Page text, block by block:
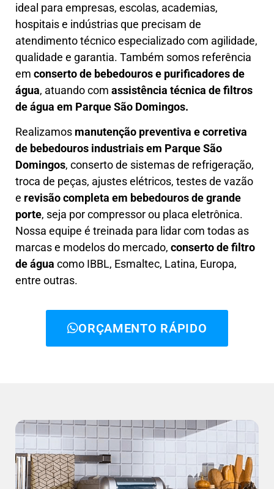
ideal para empresas, escolas, academias,
hospitais e indústrias que precisam de
atendimento técnico especializado com agilidade,
qualidade e garantia. Também somos referência
em conserto de bebedouros e purificadores de
água, atuando com assistência técnica de filtros
de água em Parque São Domingos.
Realizamos manutenção preventiva e corretiva
de bebedouros industriais em Parque São
Domingos, conserto de sistemas de refrigeração,
troca de peças, ajustes elétricos, testes de vazão
e revisão completa em bebedouros de grande
porte, seja por compressor ou placa eletrônica.
Nossa equipe é treinada para lidar com todas as
marcas e modelos do mercado, conserto de filtro
de água como IBBL, Esmaltec, Latina, Europa,
entre outras.
ORÇAMENTO RÁPIDO